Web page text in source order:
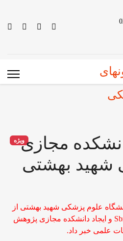
ویژهمجازی
شهید بهشتی
علوم پزشکی شهید بهشتی از
راه اندازی سامانه Sbmuscholar و ایجاد دانشکده مجازی پژوهش
علمی خبر داد.